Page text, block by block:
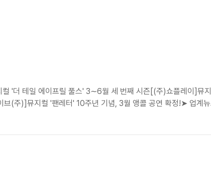
'더 테일 에이프릴 풀스' 3∼6월 세 번째 시즌[(주)쇼플레이]뮤
(주)]뮤지컬 '팬레터' 10주년 기념, 3월 앵콜 공연 확정!➤ 업계